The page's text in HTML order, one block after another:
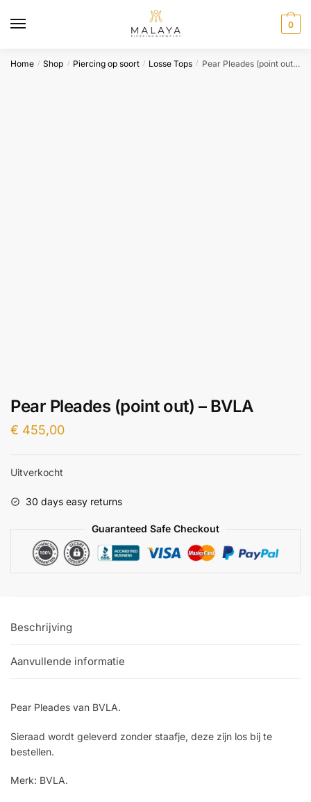
0
Home / Shop / Piercing op soort / Losse Tops / Pear Pleades (point out) – BVLA
Pear Pleades (point out) – BVLA
€ 455,00
Uitverkocht
30 days easy returns
Guaranteed Safe Checkout
Beschrijving
Aanvullende informatie
Pear Pleades van BVLA.
Sieraad wordt geleverd zonder staafje, deze zijn los bij te
bestellen.
Merk: BVLA.